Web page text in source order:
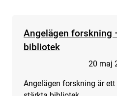
Angelägen
bibliotek
20 maj
Angelägen forskning är